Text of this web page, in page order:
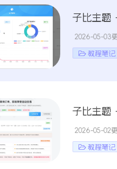
子比主题
2026-05-03
教程笔记
子比主题
2026-05-02
教程笔记